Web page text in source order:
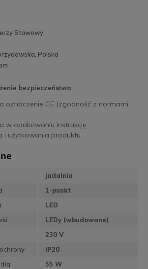
Stawowy
Polska
bezpieczeństwa
oznaczenie CE (zgodność z normami
w opakowaniu instrukcję
i użytkowania produktu.
jadalnia
1-punkt
LED
LEDy (wbudowane)
230 V
IP20
55 W